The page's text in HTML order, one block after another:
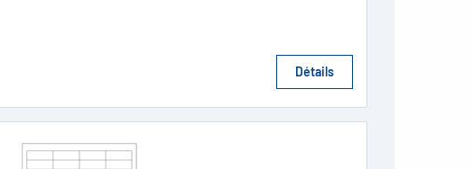
Détails